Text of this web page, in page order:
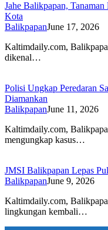
Jahe Balikpapan,
Kota
BalikpapanJune 17, 2026
Kaltimdaily.com,
dikenal…
Polisi Ungkap Peredaran
Diamankan
BalikpapanJune 11, 2026
Kaltimdaily.com,
mengungkap kasus…
JMSI Balikpapan Lepas
BalikpapanJune 9, 2026
Kaltimdaily.com,
lingkungan kembali…